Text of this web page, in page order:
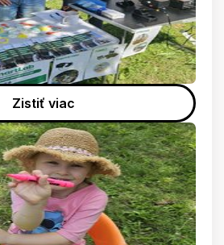
Zistiť viac